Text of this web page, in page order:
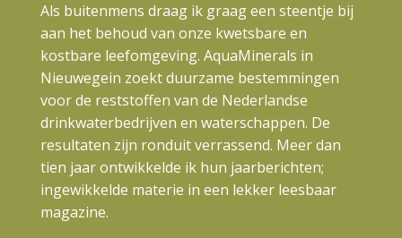
Als buitenmens draag ik graag een steentje bij
aan het behoud van onze kwetsbare en
kostbare leefomgeving. AquaMinerals in
Nieuwegein zoekt duurzame bestemmingen
voor de reststoffen van de Nederlandse
drinkwaterbedrijven en waterschappen. De
resultaten zijn ronduit verrassend. Meer dan
tien jaar ontwikkelde ik hun jaarberichten;
ingewikkelde materie in een lekker leesbaar
magazine.